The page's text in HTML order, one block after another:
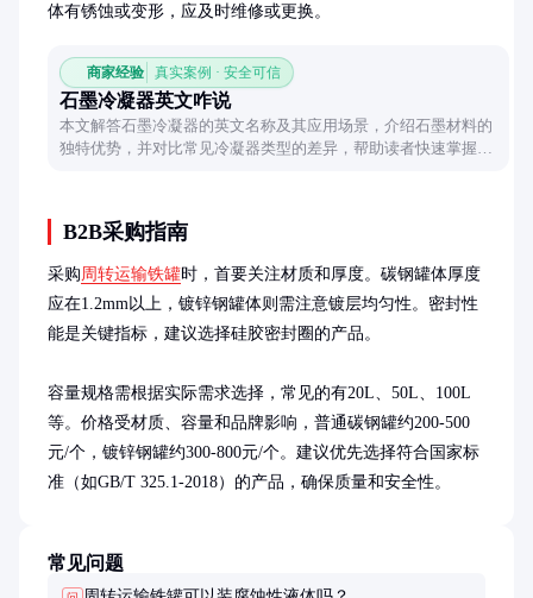
体有锈蚀或变形，应及时维修或更换。
商家经验 真实案例 · 安全可信
石墨冷凝器英文咋说
本文解答石墨冷凝器的英文名称及其应用场景，介绍石墨材料的
独特优势，并对比常见冷凝器类型的差异，帮助读者快速掌握工
B2B采购指南
采购周转运输铁罐时，首要关注材质和厚度。碳钢罐体厚度
应在1.2mm以上，镀锌钢罐体则需注意镀层均匀性。密封性
能是关键指标，建议选择硅胶密封圈的产品。
容量规格需根据实际需求选择，常见的有20L、50L、100L
等。价格受材质、容量和品牌影响，普通碳钢罐约200-500
元/个，镀锌钢罐约300-800元/个。建议优先选择符合国家标
准（如GB/T 325.1-2018）的产品，确保质量和安全性。
常见问题